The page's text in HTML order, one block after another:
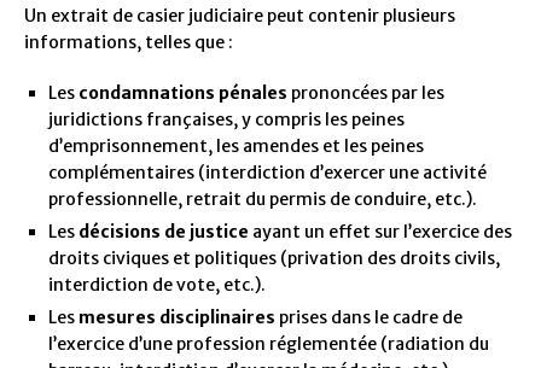
Un extrait de casier judiciaire peut contenir plusieurs
informations, telles que :
Les condamnations pénales prononcées par les
juridictions françaises, y compris les peines
d’emprisonnement, les amendes et les peines
complémentaires (interdiction d’exercer une activité
professionnelle, retrait du permis de conduire, etc.).
Les décisions de justice ayant un effet sur l’exercice des
droits civiques et politiques (privation des droits civils,
interdiction de vote, etc.).
Les mesures disciplinaires prises dans le cadre de
l’exercice d’une profession réglementée (radiation du